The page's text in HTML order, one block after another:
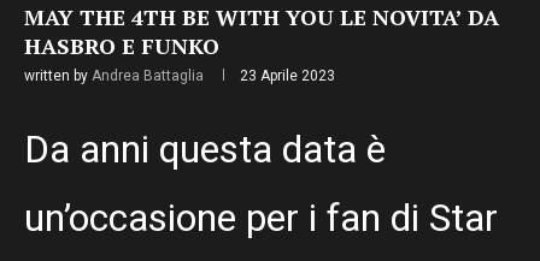
MAY THE 4TH BE WITH YOU LE NOVITA’ DA
HASBRO E FUNKO
written by Andrea Battaglia 23 Aprile 2023
Da anni questa data è
un’occasione per i fan di Star